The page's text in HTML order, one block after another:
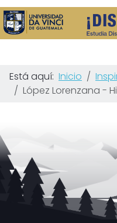
Está aquí: Inicio
López Lorenzana -